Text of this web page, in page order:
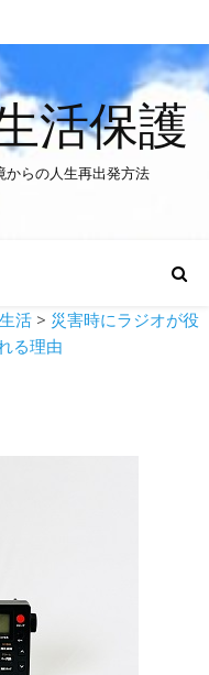
活保護
からの人生再出発方法
活 > 災害時にラジオが役
る理由